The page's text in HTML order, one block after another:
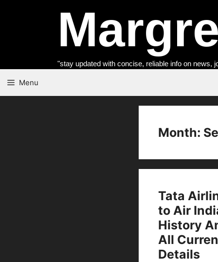
"stay updated with concise, reliable info on news,
Menu
Month:
Tata
to Air
History
All
Details